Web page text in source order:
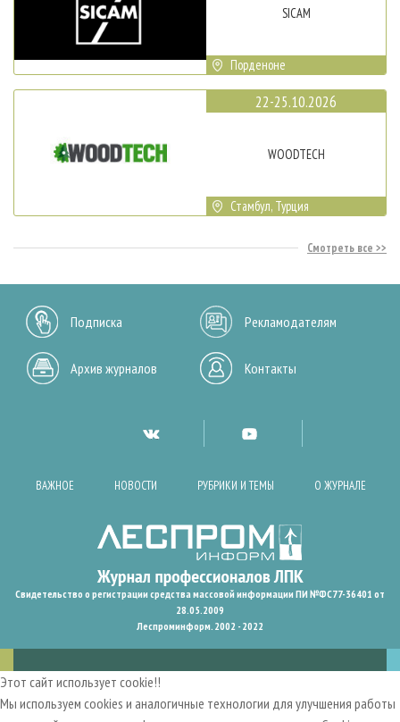
SICAM
Порденоне
22-25.10.2026
WOODTECH
Стамбул, Турция
Смотреть все
Подписка Рекламодателям
Архив журналов Контакты
ВАЖНОЕ НОВОСТИ РУБРИКИ И ТЕМЫ О ЖУРНАЛЕ
Свидетельство о регистрации средства массовой информации ПИ №ФС77-36401 от
28.05.2009
Леспроминформ. 2002 - 2022
Этот сайт использует cookie!!
Мы используем cookies и аналогичные технологии для улучшения работы